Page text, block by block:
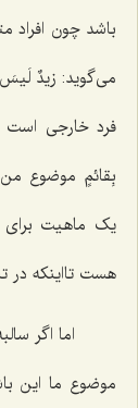
باشد چون
می‌گوید: زیدٌ
فرد خارجی است
بِقائمٍ موضوع من
یک ماهیت برای
هست تااینکه در
اما اگر
موضوع ما این